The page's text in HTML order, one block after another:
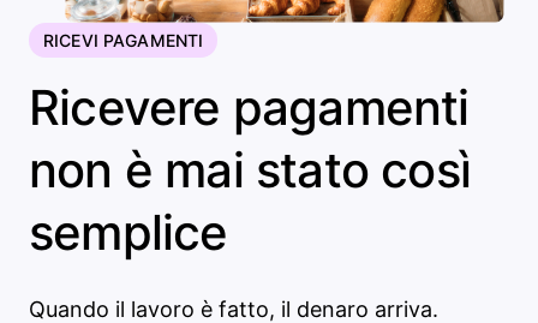
RICEVI PAGAMENTI
Ricevere pagamenti
non è mai stato così
semplice
Quando il lavoro è fatto, il denaro arriva.